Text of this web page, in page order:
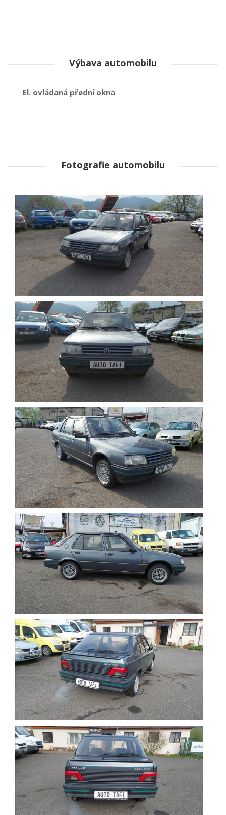
Výbava automobilu
el. ovládaná přední okna
Fotografie automobilu